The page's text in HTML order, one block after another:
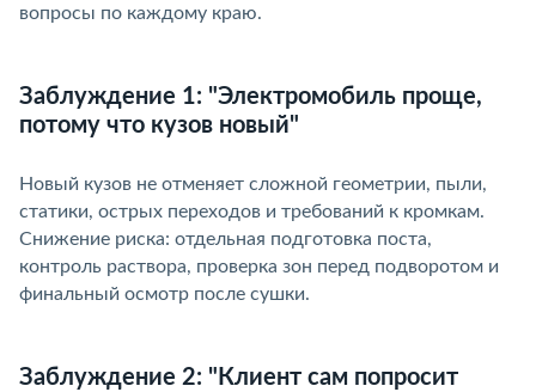
опросы по каждому краю.
Заблуждение 1: "Электромобиль проще,
потому что кузов новый"
Новый кузов не отменяет сложной геометрии, пыли,
статики, острых переходов и требований к кромкам.
Снижение риска: отдельная подготовка поста,
контроль раствора, проверка зон перед подворотом и
финальный осмотр после сушки.
Заблуждение 2: "Клиент сам попросит